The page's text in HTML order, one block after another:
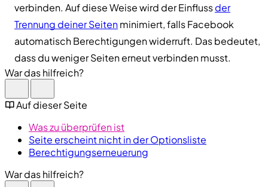
verbinden. Auf diese Weise wird der Einflussder
Trennung deiner Seitenminimiert, falls Facebook
automatisch Berechtigungen widerruft. Das bedeutet,
dass du weniger Seiten erneut verbinden musst.
War das hilfreich?
Auf dieser Seite
Was zu überprüfen ist
Seite erscheint nicht in der Optionsliste
Berechtigungserneuerung
War das hilfreich?